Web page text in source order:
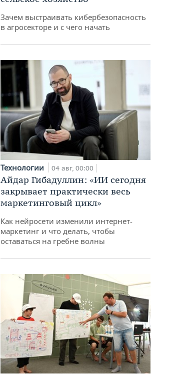
Зачем выстраивать кибербезопасность
в агросекторе и с чего начать
Технологии 04 авг, 00:00
Айдар Гибадуллин: «ИИ сегодня
закрывает практически весь
маркетинговый цикл»
Как нейросети изменили интернет-
маркетинг и что делать, чтобы
оставаться на гребне волны